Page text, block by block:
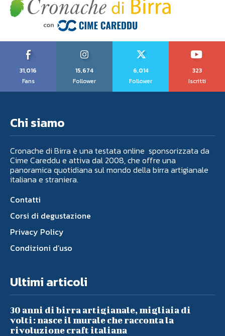
31,016
Fans
15,674
Follower
6,014
Follower
323
Iscritti
Chi siamo
Cronache di Birra è una testata online sponsorizzata da
Cime Careddu e attiva dal 2008, che offre una
panoramica quotidiana sul mondo della birra artigianale
italiana e straniera.
Contatti
Corsi di degustazione
Privacy Policy
Condizioni d’uso
Ultimi articoli
30 anni di birra artigianale, migliaia di
volti: nasce il murale che racconta la
rivoluzione craft italiana